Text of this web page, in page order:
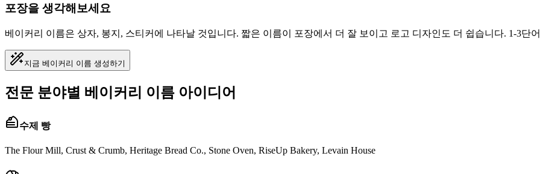
포장을 생각해보세요
베이커리 이름은 상자, 봉지, 스티커에 나타날 것입니다. 짧은 이름이 포장에서 더 잘 보이고 로고 디자인도 더 쉽습니다. 1-3단
지금 베이커리 이름 생성하기
전문 분야별 베이커리 이름 아이디어
수제 빵
The Flour Mill, Crust & Crumb, Heritage Bread Co., Stone Oven, RiseUp Bakery, Levain House